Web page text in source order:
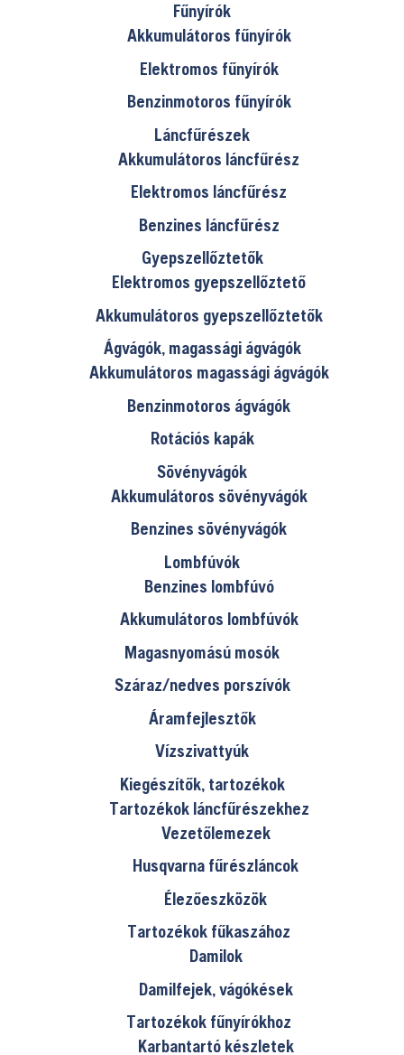
Fűnyírók
Akkumulátoros fűnyírók
Elektromos fűnyírók
Benzinmotoros fűnyírók
Láncfűrészek
Akkumulátoros láncfűrész
Elektromos láncfűrész
Benzines láncfűrész
Gyepszellőztetők
Elektromos gyepszellőztető
Akkumulátoros gyepszellőztetők
Ágvágók, magassági ágvágók
Akkumulátoros magassági ágvágók
Benzinmotoros ágvágók
Rotációs kapák
Sövényvágók
Akkumulátoros sövényvágók
Benzines sövényvágók
Lombfúvók
Benzines lombfúvó
Akkumulátoros lombfúvók
Magasnyomású mosók
Száraz/nedves porszívók
Áramfejlesztők
Vízszivattyúk
Kiegészítők, tartozékok
Tartozékok láncfűrészekhez
Vezetőlemezek
Husqvarna fűrészláncok
Élezőeszközök
Tartozékok fűkaszához
Damilok
Damilfejek, vágókések
Tartozékok fűnyírókhoz
Karbantartó készletek